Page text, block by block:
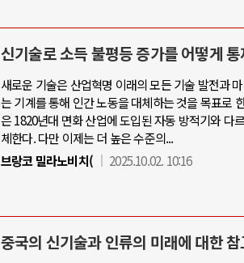
신기술로 소득 불평등 증가를 어떻게
새로운 기술은 산업혁명 이래의 모든 기술 발전과
는 기계를 통해 인간 노동을 대체하는 것을 목표로
은 1820년대 면화 산업에 도입된 자동 방적기와 다
체한다. 다만 이제는 더 높은 수준의...
브랑코 밀라노비치(
2025.10.02. 10:16
중국의 신기술과 인류의 미래에 대한